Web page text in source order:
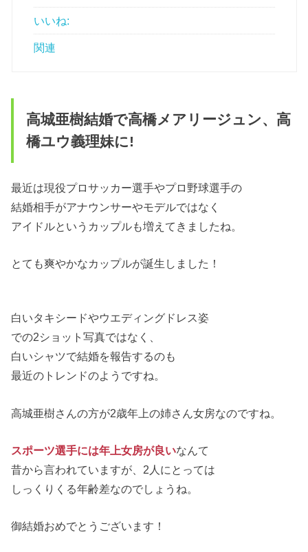
いいね:
関連
高城亜樹結婚で高橋メアリージュン、高
橋ユウ義理妹に!
最近は現役プロサッカー選手やプロ野球選手の
結婚相手がアナウンサーやモデルではなく
アイドルというカップルも増えてきましたね。
とても爽やかなカップルが誕生しました！
白いタキシードやウエディングドレス姿
での2ショット写真ではなく、
白いシャツで結婚を報告するのも
最近のトレンドのようですね。
高城亜樹さんの方が2歳年上の姉さん女房なのですね。
スポーツ選手には年上女房が良いなんて
昔から言われていますが、2人にとっては
しっくりくる年齢差なのでしょうね。
御結婚おめでとうございます！